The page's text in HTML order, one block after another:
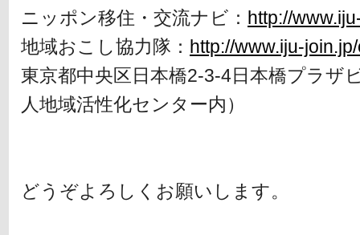
ニッポン移住・交流ナビ： http://
地域おこし協力隊： http://www.iju-
東京都中央区日本橋2-3-4日本橋プラザ
人地域活性化センター内）
どうぞよろしくお願いします。